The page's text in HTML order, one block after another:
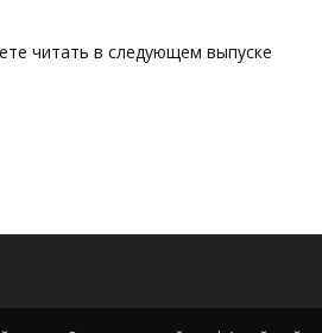
читать в следующем выпуске